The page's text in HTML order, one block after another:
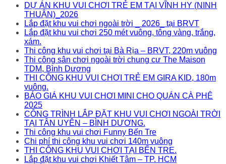
DỰ ÁN KHU VUI CHƠI TRẺ EM TẠI VĨNH HY (NINH
THUẬN)_2026
Lắp đặt khu vui chơi ngoài trời _ 2026_ tại BRVT
Lắp đặt khu vui chơi 250 mét vuông, tông vàng, trắng,
xám.
Thi công khu vui chơi tại Bà Rịa – BRVT, 220m vuông
Thi công sân chơi ngoài trời chung cư The Maison
TDM, Bình Dương
THI CÔNG KHU VUI CHƠI TRẺ EM GIRA KID, 180m
vuông.
BÁO GIÁ KHU VUI CHƠI MINI CHO QUÁN CÀ PHÊ
2025
CÔNG TRÌNH LẮP ĐẶT KHU VUI CHƠI NGOÀI TRỜI
TẠI TÂN UYÊN – BÌNH DƯƠNG.
Thi công khu vui chơi Funny Bến Tre
Chi phí thi công khu vui chơi 140m vuông
THI CÔNG KHU VUI CHƠI TẠI BẾN TRE.
Lắp đặt khu vui chơi Khiết Tâm – TP. HCM